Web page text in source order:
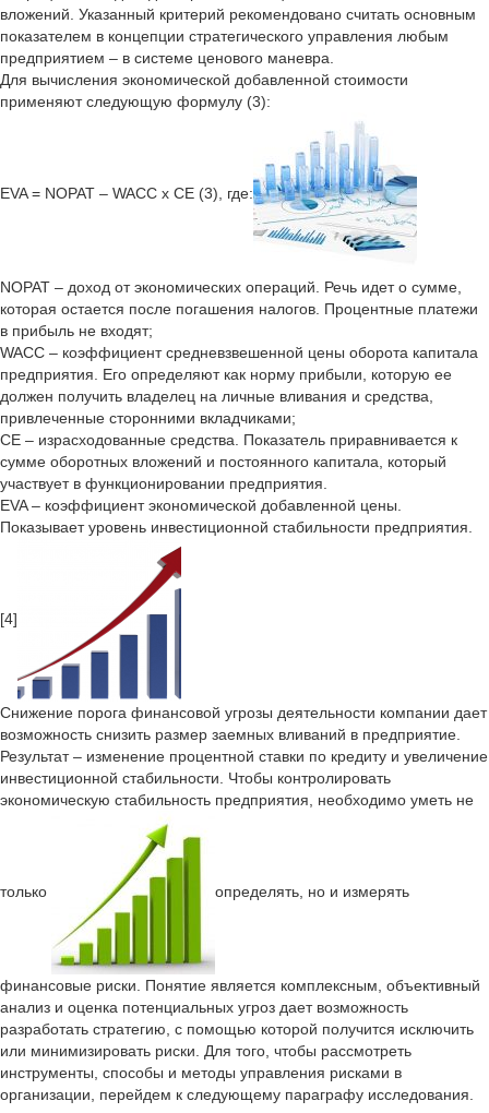
вложений. Указанный критерий рекомендовано считать основным
показателем в концепции стратегического управления любым
предприятием – в системе ценового маневра.
Для вычисления экономической добавленной стоимости
применяют следующую формулу (3):
EVA = NOPAT – WACC х CE (3), где:
NOPAT – доход от экономических операций. Речь идет о сумме,
которая остается после погашения налогов. Процентные платежи
в прибыль не входят;
WACC – коэффициент средневзвешенной цены оборота капитала
предприятия. Его определяют как норму прибыли, которую ее
должен получить владелец на личные вливания и средства,
привлеченные сторонними вкладчиками;
CE – израсходованные средства. Показатель приравнивается к
сумме оборотных вложений и постоянного капитала, который
участвует в функционировании предприятия.
EVA – коэффициент экономической добавленной цены.
Показывает уровень инвестиционной стабильности предприятия.
[4]
Снижение порога финансовой угрозы деятельности компании дает
возможность снизить размер заемных вливаний в предприятие.
Результат – изменение процентной ставки по кредиту и увеличение
инвестиционной стабильности. Чтобы контролировать
экономическую стабильность предприятия, необходимо уметь не
только определять, но и измерять
финансовые риски. Понятие является комплексным, объективный
анализ и оценка потенциальных угроз дает возможность
разработать стратегию, с помощью которой получится исключить
или минимизировать риски. Для того, чтобы рассмотреть
инструменты, способы и методы управления рисками в
организации, перейдем к следующему параграфу исследования.